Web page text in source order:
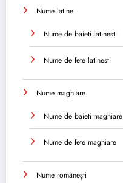
Nume latine
Nume de baieti latinesti
Nume de fete latinesti
Nume maghiare
Nume de baieti maghiare
Nume de fete maghiare
Nume românești